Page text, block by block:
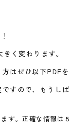
く変わります。
はぜひ以下PDF
すので、もうし
す。正確な情報は